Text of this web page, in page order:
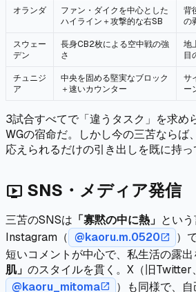
オランダ
ファン・ダイクを中心とした
ハイライン＋攻撃的な右SB
背
の
スウェー
デン
長身CB2枚による空中戦の強
さ
地
目
チュニジ
ア
中央を固める堅実なブロック
＋速いカウンター
サ
ー
3試合すべてで「違うタスク」を求め
WGの宿命だ。しかし今の三苫ならば
応えられるだけの引き出しを既に持っ
live_tv SNS・メディア発信
三苫のSNSは 「寡黙の中に熱」 とい
Instagram（ @kaoru.m.0520open_in_new
）
短いコメントが中心で、私生活の露
肌」 のスタイルを貫く。X（旧Twitter、
@kaoru_mitomaopen_in_new
）も同様で、